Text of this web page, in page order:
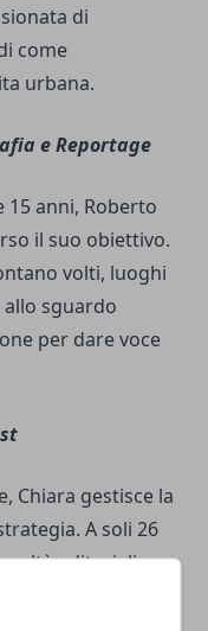
di
come
urbana.
e Reportage
anni, Roberto
il suo obiettivo.
volti, luoghi
sguardo
per dare voce
Chiara gestisce la
A soli 26
editoriali e sa
giovane. Ama